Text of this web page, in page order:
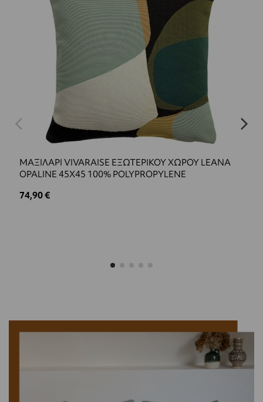
ΜΑΞΙΛΑΡΙ VIVARAISE ΕΞΩΤΕΡΙΚΟΥ ΧΩΡΟΥ LEANA
OPALINE 45X45 100% POLYPROPYLENE
74,90 €